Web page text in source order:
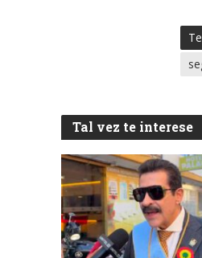
Tal vez te interese